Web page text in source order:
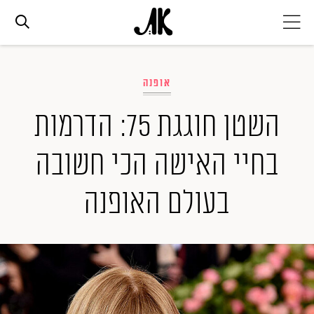
אופנה
ביוטי
סלבס
ערוצים נוספים
המגזין
אופנה
השטן חוגגת 75: הדרמות
בחיי האישה הכי חשובה
בעולם האופנה